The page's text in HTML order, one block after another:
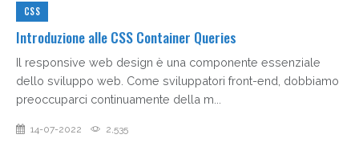
CSS
Introduzione alle CSS Container Queries
Il responsive web design è una componente essenziale
dello sviluppo web. Come sviluppatori front-end, dobbiamo
preoccuparci continuamente della m...
14-07-2022 2,535